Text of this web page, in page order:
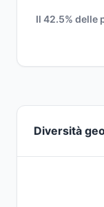
Il 42.5% delle
Diversità